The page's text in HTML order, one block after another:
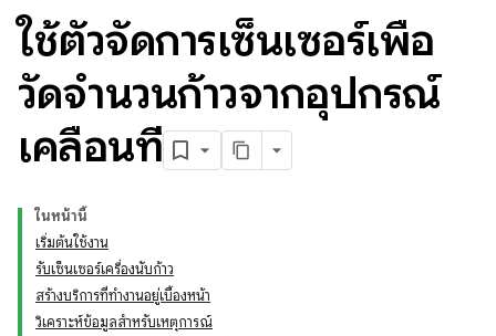
ใช้ตัวจัดการเซ็นเซอร์เพื่อ
วัดจำนวนก้าวจากอุปกรณ์
เคลื่อนที่
ในหน้านี้
เริ่มต้นใช้งาน
รับเซ็นเซอร์เครื่องนับก้าว
สร้างบริการที่ทำงานอยู่เบื้องหน้า
วิเคราะห์ข้อมูลสําหรับเหตุการณ์